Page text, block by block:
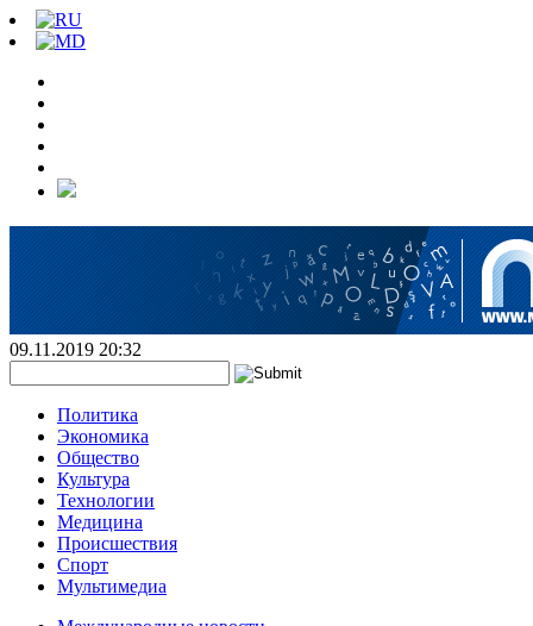
09.11.2019 20:32
Политика
Экономика
Общество
Культура
Технологии
Медицина
Происшествия
Спорт
Мультимедиа